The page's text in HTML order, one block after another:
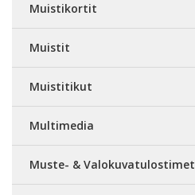
Muistikortit
Muistit
Muistitikut
Multimedia
Muste- & Valokuvatulostimet